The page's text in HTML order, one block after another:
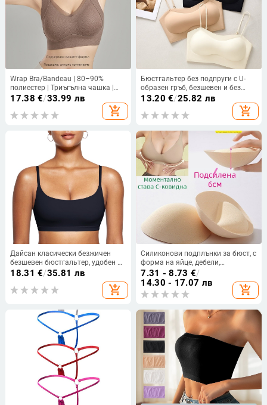
Wrap Bra/Bandeau | 80–90%
полиестер | Триъгълна чашка |
Дишаща, безшевна, повдигаща,
термална, дълбок гръб, сладък
стил
17.38 €/33.99 лв
add_shopping_cart
Бюстгальтер без подпруги с U-
образен гръб, безшевен и без
презрамки, нейлонова материя,
пълни чашки с тънко формовани
чашки, за повдигане и оформяне
13.20 €/25.82 лв
add_shopping_cart
Дайсан класически безжичен
безшевен бюстгальтер, удобен и
дишащ, невидим дизайн,
презрамки, намалява бюста, без
подплънки, спортен модел
18.31 €/35.81 лв
add_shopping_cart
Силиконови подплънки за бюст, с
форма на яйце, дебели,
самозалепващи, дишащи,
невидими
7.31 - 8.73 €/
14.30 - 17.07 лв
add_shopping_cart